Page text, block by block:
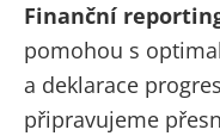
Finanční
pomohou s
a deklarace
připravujeme